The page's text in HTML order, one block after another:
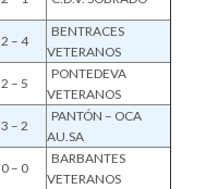
2 – 4
BENTRACES
VETERANOS
2 – 5
PONTEDEVA
VETERANOS
3 – 2
PANTÓN – OCA
AU.SA
0 – 0
BARBANTES
VETERANOS